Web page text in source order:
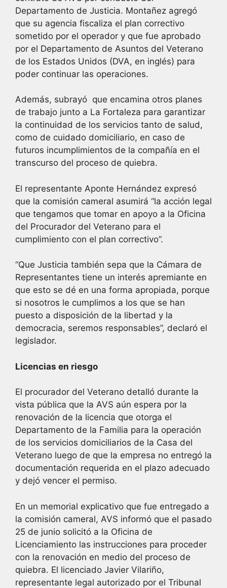
Departamento de Justicia. Montañez agregó
que su agencia fiscaliza el plan correctivo
sometido por el operador y que fue aprobado
por el Departamento de Asuntos del Veterano
de los Estados Unidos (DVA, en inglés) para
poder continuar las operaciones.
Además, subrayó que encamina otros planes
de trabajo junto a La Fortaleza para garantizar
la continuidad de los servicios tanto de salud,
como de cuidado domiciliario, en caso de
futuros incumplimientos de la compañía en el
transcurso del proceso de quiebra.
El representante Aponte Hernández expresó
que la comisión cameral asumirá “la acción legal
que tengamos que tomar en apoyo a la Oficina
del Procurador del Veterano para el
cumplimiento con el plan correctivo”.
“Que Justicia también sepa que la Cámara de
Representantes tiene un interés apremiante en
que esto se dé en una forma apropiada, porque
si nosotros le cumplimos a los que se han
puesto a disposición de la libertad y la
democracia, seremos responsables”, declaró el
legislador.
Licencias en riesgo
El procurador del Veterano detalló durante la
vista pública que la AVS aún espera por la
renovación de la licencia que otorga el
Departamento de la Familia para la operación
de los servicios domiciliarios de la Casa del
Veterano luego de que la empresa no entregó la
documentación requerida en el plazo adecuado
y dejó vencer el permiso.
En un memorial explicativo que fue entregado a
la comisión cameral, AVS informó que el pasado
25 de junio solicitó a la Oficina de
Licenciamiento las instrucciones para proceder
con la renovación en medio del proceso de
quiebra. El licenciado Javier Vilariño,
representante legal autorizado por el Tribunal